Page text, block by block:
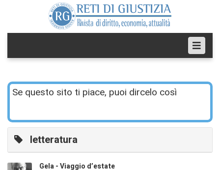
Se questo sito ti piace, puoi dircelo così
letteratura
Gela - Viaggio d’estate